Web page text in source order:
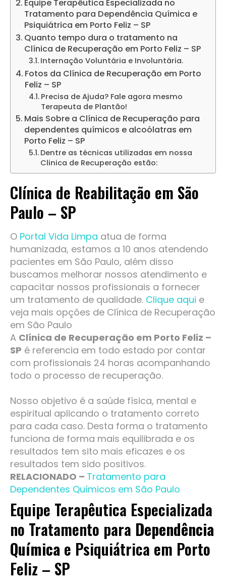
Equipe Terapêutica Especializada no
Tratamento para Dependência Química e
Psiquiátrica em Porto Feliz – SP
Quanto tempo dura o tratamento na
Clínica de Recuperação em Porto Feliz – SP
Internação Voluntária e Involuntária.
Fotos da Clínica de Recuperação em Porto
Feliz – SP
Precisa de Ajuda? Fale agora mesmo
Terapeuta de Plantão!
Mais Sobre a Clínica de Recuperação para
dependentes químicos e alcoólatras em
Porto Feliz – SP
Dentre as técnicas utilizadas em nossa
Clinica de Recuperação estão:
Clínica de Reabilitação em São
Paulo – SP
O Portal Vida Limpa atua de forma
humanizada, estamos a 10 anos atendendo
pacientes em São Paulo, além disso
buscamos melhorar nossos atendimento e
capacitar nossos profissionais a fornecer
um tratamento de qualidade. Clique aqui e
veja mais opções de Clínica de Recuperação
em São Paulo
A Clínica de Recuperação em Porto Feliz –
SP é referencia em todo estado por contar
com profissionais 24 horas acompanhando
todo o processo de recuperação.
Nosso objetivo é a saúde física, mental e
espiritual aplicando o tratamento correto
para cada caso. Desta forma o tratamento
funciona de forma mais equilibrada e os
resultados tem sito mais eficazes e os
resultados tem sido positivos.
RELACIONADO – Tratamento para
Dependentes Químicos em São Paulo
Equipe Terapêutica Especializada
no Tratamento para Dependência
Química e Psiquiátrica em Porto
Feliz – SP